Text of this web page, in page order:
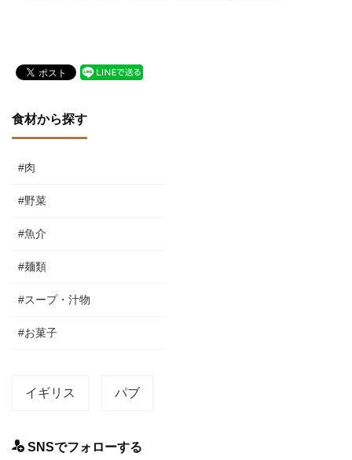
食材から探す
#肉
#野菜
#魚介
#麺類
#スープ・汁物
#お菓子
イギリス パブ
SNSでフォローする